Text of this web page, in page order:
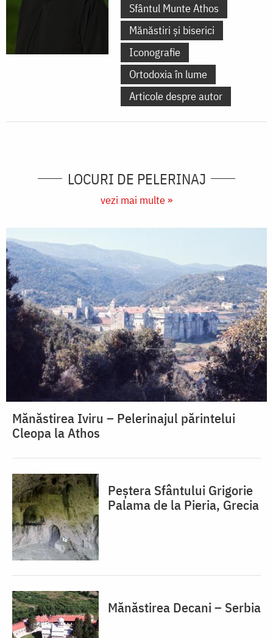
Sfântul Munte Athos
Mănăstiri și biserici
Iconografie
Ortodoxia în lume
Articole despre autor
LOCURI DE PELERINAJ
vezi mai multe »
Mănăstirea Iviru – Pelerinajul părintelui
Cleopa la Athos
Peștera Sfântului Grigorie
Palama de la Pieria, Grecia
Mănăstirea Decani – Serbia